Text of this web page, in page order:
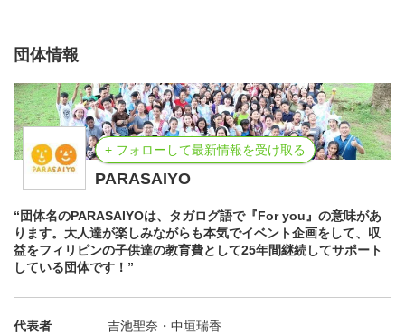
10：00～10：10 開会
10：10～10：40 ワークショップ
10：40～11：10 認定NPO法人アクセス理事長・事務局長
野田様より講演
11：10～11：30 質疑応答
≪登壇者情報≫
認定NPO法人アクセス－共生社会をめざす地球市民の会
理事長 野田さよ 氏
団体情報
+ フォローして最新情報を受け取る
PARASAIYO
“団体名のPARASAIYOは、タガログ語で『For you』の意味があ
ります。大人達が楽しみながらも本気でイベント企画をして、収
益をフィリピンの子供達の教育費として25年間継続してサポート
している団体です！”
代表者
吉池聖奈・中垣瑞香